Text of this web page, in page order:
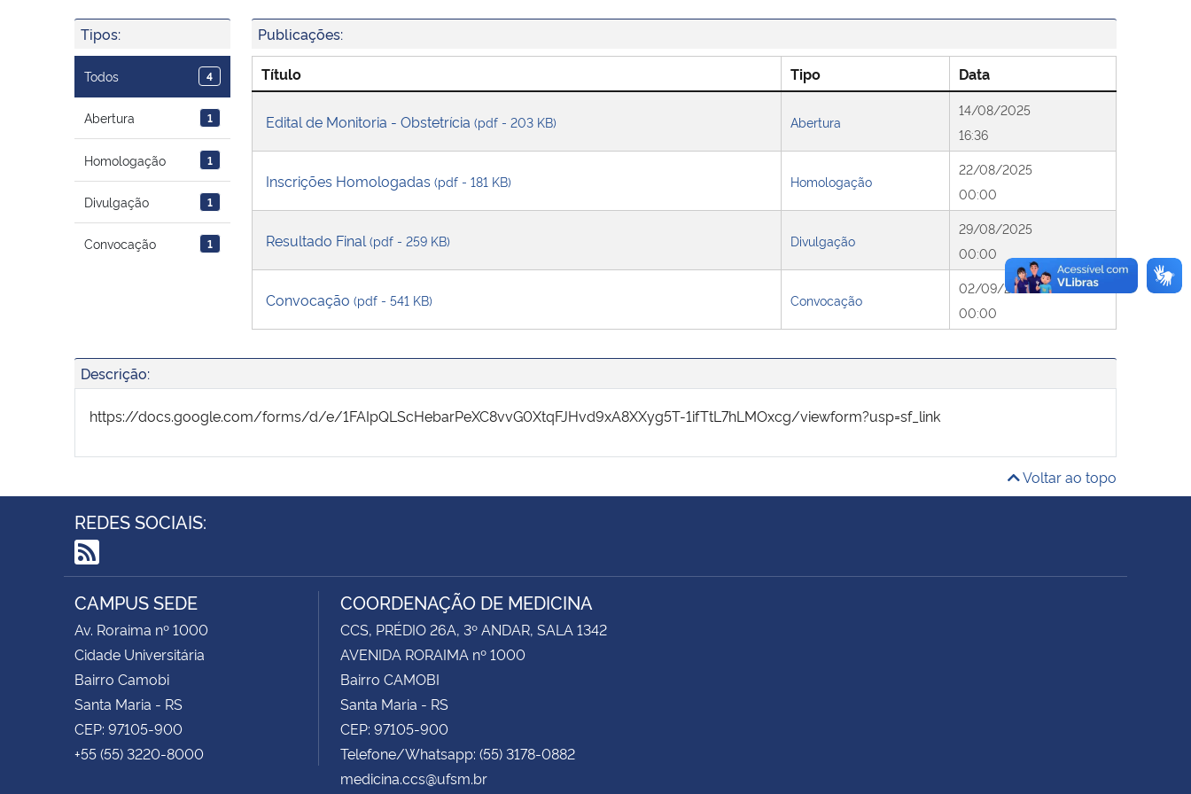
Tipos:
Todos 4
Abertura 1
Homologação 1
Divulgação 1
Convocação 1
Publicações:
Título Tipo Data
Edital de Monitoria - Obstetrícia (pdf - 203 KB) Abertura
14/08/2025
16:36
Inscrições Homologadas (pdf - 181 KB) Homologação
22/08/2025
00:00
Resultado Final (pdf - 259 KB) Divulgação
29/08/2025
00:00
Convocação (pdf - 541 KB) Convocação
02/09/2025
00:00
Descrição:
https://docs.google.com/forms/d/e/1FAIpQLScHebarPeXC8vvG0XtqFJHvd9xA8XXyg5T-1ifTtL7hLMOxcg/viewform?usp=sf_link
Voltar ao topo
REDES SOCIAIS:
RSS
CAMPUS SEDE
Av. Roraima nº 1000
Cidade Universitária
Bairro Camobi
Santa Maria - RS
CEP: 97105-900
+55 (55) 3220-8000
COORDENAÇÃO DE MEDICINA
CCS, PRÉDIO 26A, 3º ANDAR, SALA 1342
AVENIDA RORAIMA nº 1000
Bairro CAMOBI
Santa Maria - RS
CEP: 97105-900
Telefone/Whatsapp: (55) 3178-0882
medicina.ccs@ufsm.br